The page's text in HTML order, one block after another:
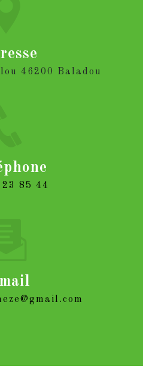
46200 Baladou
23 85 44